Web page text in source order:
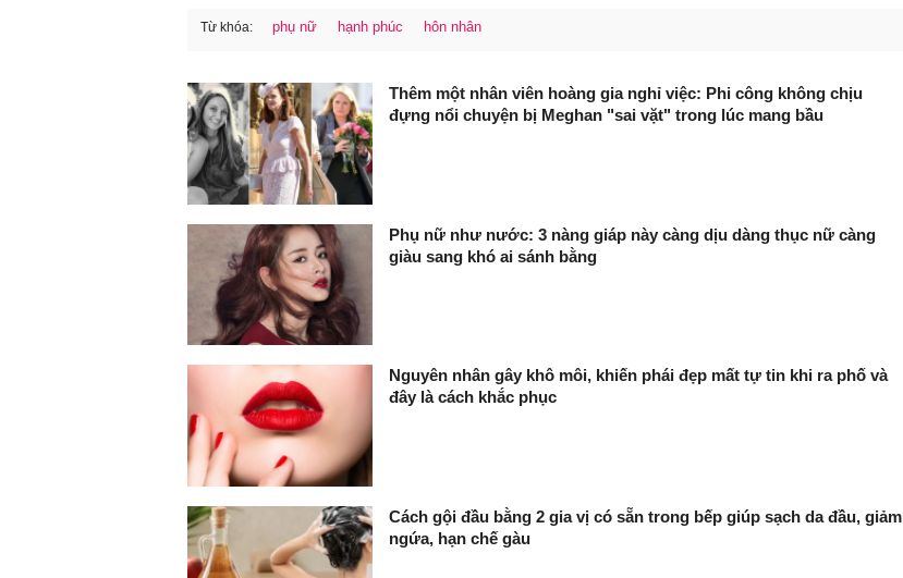
Từ khóa: phụ nữ hạnh phúc hôn nhân
Thêm một nhân viên hoàng gia nghỉ việc: Phi công không chịu
đựng nổi chuyện bị Meghan "sai vặt" trong lúc mang bầu
Phụ nữ như nước: 3 nàng giáp này càng dịu dàng thục nữ càng
giàu sang khó ai sánh bằng
Nguyên nhân gây khô môi, khiến phái đẹp mất tự tin khi ra phố và
đây là cách khắc phục
Cách gội đầu bằng 2 gia vị có sẵn trong bếp giúp sạch da đầu, giảm
ngứa, hạn chế gàu